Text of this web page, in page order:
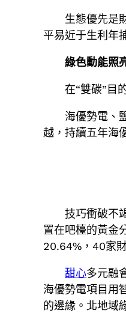
生態優先是
平易近于生利年
綠色動能照
在“雙碳”目
海優勢電、
越，持續五年海
技巧衝破不
置在吧檯的黃金
20.64%，40家
甜心多元融
海優勢電項目用
的邊緣。北地域